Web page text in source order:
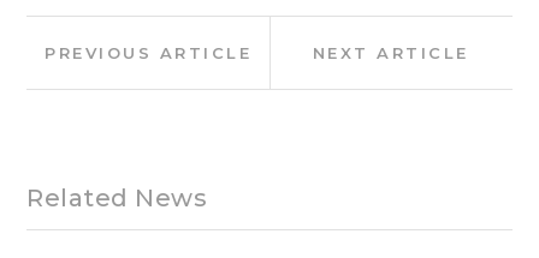
navigation
PREVIOUS ARTICLE NEXT ARTICLE
Related News